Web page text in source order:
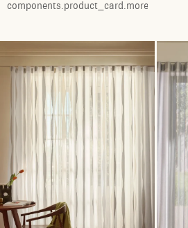
components.product_card.more.both